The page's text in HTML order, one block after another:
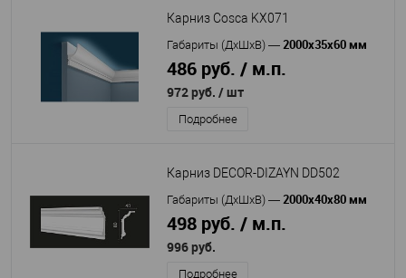
Карниз Cosca KX071
Габариты (ДхШхВ) — 2000x35x60 мм
486 руб. / м.п.
972 руб. / шт
Подробнее
Карниз DECOR-DIZAYN DD502
Габариты (ДхШхВ) — 2000х40х80 мм
498 руб. / м.п.
996 руб.
Подробнее